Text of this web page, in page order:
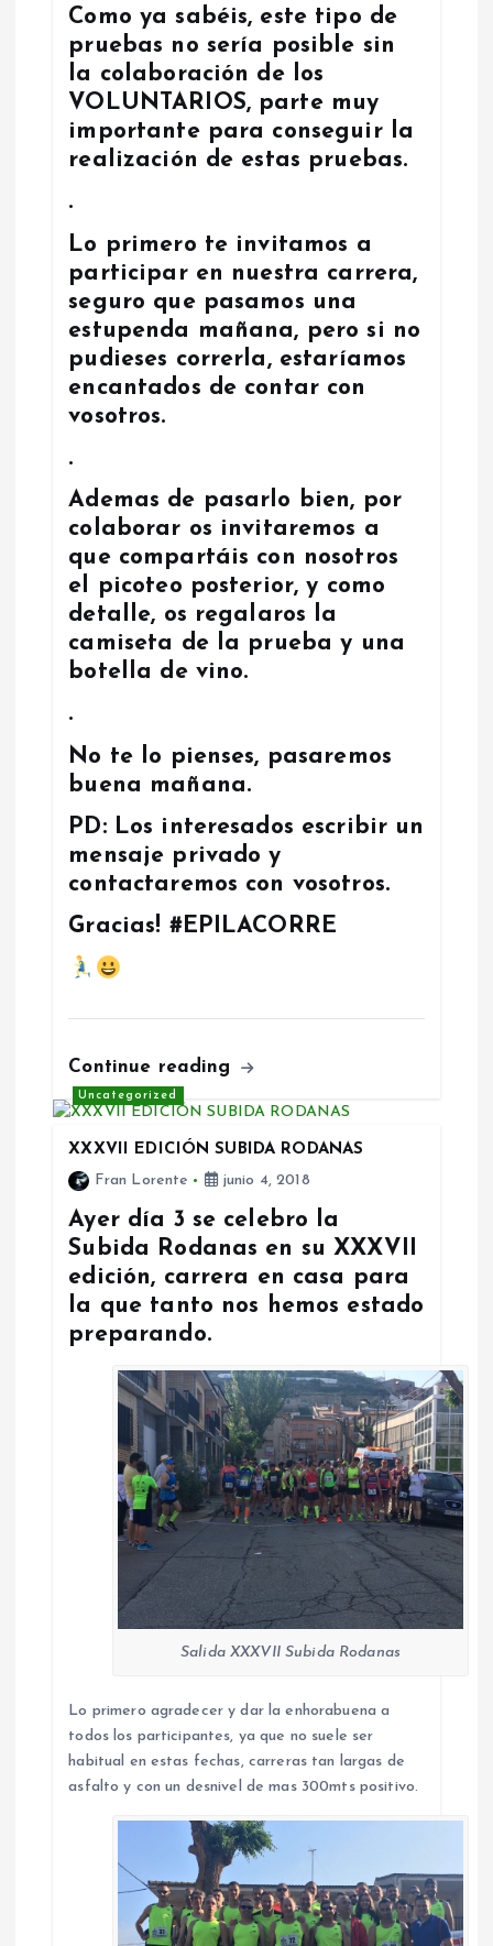
Como ya sabéis, este tipo de
pruebas no sería posible sin
la colaboración de los
VOLUNTARIOS, parte muy
importante para conseguir la
realización de estas pruebas.
.
Lo primero te invitamos a
participar en nuestra carrera,
seguro que pasamos una
estupenda mañana, pero si no
pudieses correrla, estaríamos
encantados de contar con
vosotros.
.
Ademas de pasarlo bien, por
colaborar os invitaremos a
que compartáis con nosotros
el picoteo posterior, y como
detalle, os regalaros la
camiseta de la prueba y una
botella de vino.
.
No te lo pienses, pasaremos
buena mañana.
PD: Los interesados escribir un
mensaje privado y
contactaremos con vosotros.
Gracias! #EPILACORRE
Continue reading
Uncategorized
XXXVII EDICIÓN SUBIDA RODANAS
Fran Lorente
junio 4, 2018
Ayer día 3 se celebro la
Subida Rodanas en su XXXVII
edición, carrera en casa para
la que tanto nos hemos estado
preparando.
Salida XXXVII Subida Rodanas
Lo primero agradecer y dar la enhorabuena a
todos los participantes, ya que no suele ser
habitual en estas fechas, carreras tan largas de
asfalto y con un desnivel de mas 300mts positivo.